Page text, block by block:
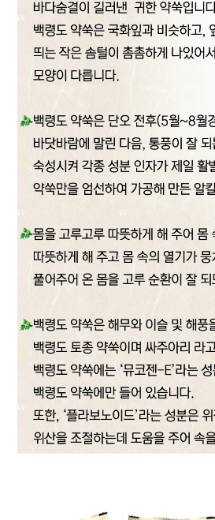
프 하세요!